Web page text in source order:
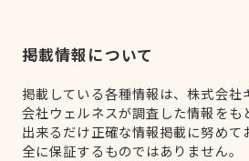
掲載情報について
掲載している各種情報は、株式会社
会社ウェルネスが調査した情報をも
出来るだけ正確な情報掲載に努めて
全に保証するものではありません。